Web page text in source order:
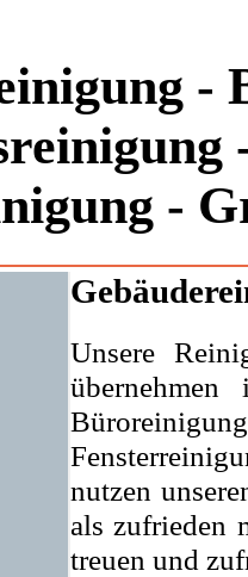
-
-
Unsere
nutzen
als zufrieden
treuen und